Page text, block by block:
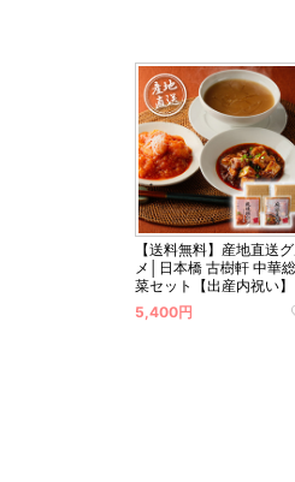
【送料無料】産地直送
メ│日本橋 古樹軒 中華
菜セット【出産内祝い】
5,400円